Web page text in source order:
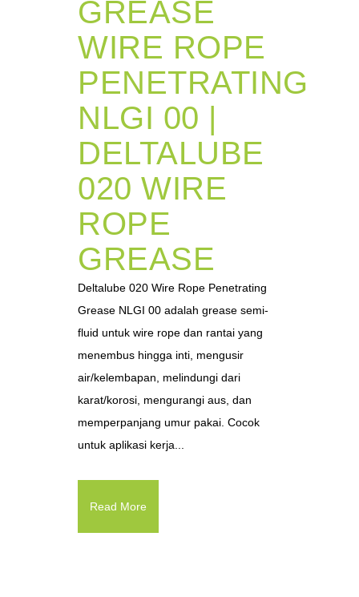
GREASE
WIRE ROPE
PENETRATING
NLGI 00 |
DELTALUBE
020 WIRE
ROPE
GREASE
Deltalube 020 Wire Rope Penetrating
Grease NLGI 00 adalah grease semi-
fluid untuk wire rope dan rantai yang
menembus hingga inti, mengusir
air/kelembapan, melindungi dari
karat/korosi, mengurangi aus, dan
memperpanjang umur pakai. Cocok
untuk aplikasi kerja...
Read More